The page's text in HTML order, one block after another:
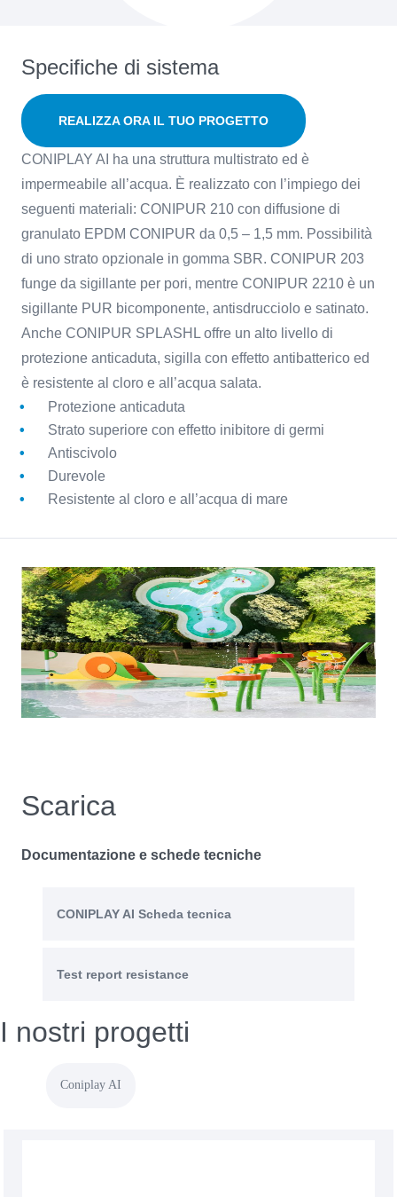
Specifiche di sistema
REALIZZA ORA IL TUO PROGETTO
CONIPLAY AI ha una struttura multistrato ed è
impermeabile all’acqua. È realizzato con l’impiego dei
seguenti materiali: CONIPUR 210 con diffusione di
granulato EPDM CONIPUR da 0,5 – 1,5 mm. Possibilità
di uno strato opzionale in gomma SBR. CONIPUR 203
funge da sigillante per pori, mentre CONIPUR 2210 è un
sigillante PUR bicomponente, antisdrucciolo e satinato.
Anche CONIPUR SPLASHL offre un alto livello di
protezione anticaduta, sigilla con effetto antibatterico ed
è resistente al cloro e all’acqua salata.
Protezione anticaduta
Strato superiore con effetto inibitore di germi
Antiscivolo
Durevole
Resistente al cloro e all’acqua di mare
Scarica
Documentazione e schede tecniche
CONIPLAY AI Scheda tecnica
Test report resistance
I nostri progetti
Coniplay AI